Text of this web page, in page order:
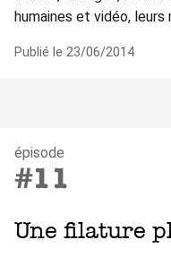
humaines et vidéo,
Publié le 23/06/2014
épisode
#11
Une filature